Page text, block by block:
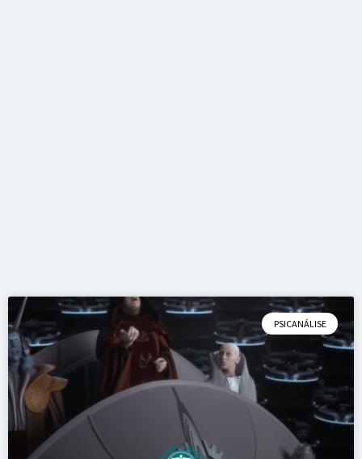
PSICANÁLISE